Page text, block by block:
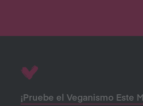
¡Pruebe el Veganismo Este